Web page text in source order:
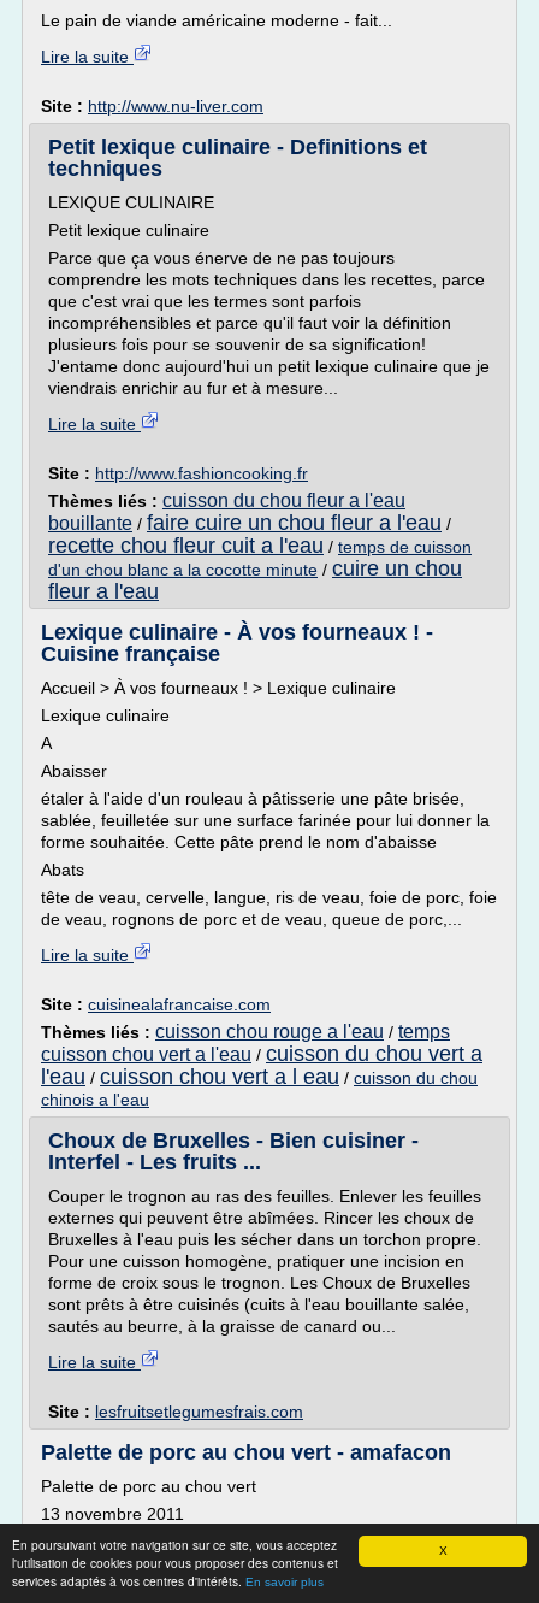
X
En poursuivant votre navigation sur ce site, vous acceptez
l'utilisation de cookies pour vous proposer des contenus et
services adaptés à vos centres d'intérêts. En savoir plus
Le pain de viande américaine moderne - fait...
Lire la suite
Site : http://www.nu-liver.com
Petit lexique culinaire - Definitions et
techniques
LEXIQUE CULINAIRE
Petit lexique culinaire
Parce que ça vous énerve de ne pas toujours
comprendre les mots techniques dans les recettes, parce
que c'est vrai que les termes sont parfois
incompréhensibles et parce qu'il faut voir la définition
plusieurs fois pour se souvenir de sa signification!
J'entame donc aujourd'hui un petit lexique culinaire que je
viendrais enrichir au fur et à mesure...
Lire la suite
Site : http://www.fashioncooking.fr
Thèmes liés : cuisson du chou fleur a l'eau
bouillante / faire cuire un chou fleur a l'eau /
recette chou fleur cuit a l'eau / temps de cuisson
d'un chou blanc a la cocotte minute / cuire un chou
fleur a l'eau
Lexique culinaire - À vos fourneaux ! -
Cuisine française
Accueil > À vos fourneaux ! > Lexique culinaire
Lexique culinaire
A
Abaisser
étaler à l'aide d'un rouleau à pâtisserie une pâte brisée,
sablée, feuilletée sur une surface farinée pour lui donner la
forme souhaitée. Cette pâte prend le nom d'abaisse
Abats
tête de veau, cervelle, langue, ris de veau, foie de porc, foie
de veau, rognons de porc et de veau, queue de porc,...
Lire la suite
Site : cuisinealafrancaise.com
Thèmes liés : cuisson chou rouge a l'eau / temps
cuisson chou vert a l'eau / cuisson du chou vert a
l'eau / cuisson chou vert a l eau / cuisson du chou
chinois a l'eau
Choux de Bruxelles - Bien cuisiner -
Interfel - Les fruits ...
Couper le trognon au ras des feuilles. Enlever les feuilles
externes qui peuvent être abîmées. Rincer les choux de
Bruxelles à l'eau puis les sécher dans un torchon propre.
Pour une cuisson homogène, pratiquer une incision en
forme de croix sous le trognon. Les Choux de Bruxelles
sont prêts à être cuisinés (cuits à l'eau bouillante salée,
sautés au beurre, à la graisse de canard ou...
Lire la suite
Site : lesfruitsetlegumesfrais.com
Palette de porc au chou vert - amafacon
Palette de porc au chou vert
13 novembre 2011
Palette de porc au chou vert
Palette de porc au chou vert